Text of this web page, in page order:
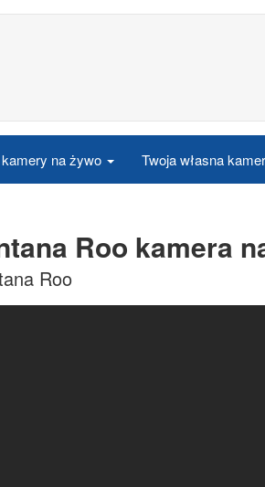
na żywo Twoja własna
Roo kamera
Roo